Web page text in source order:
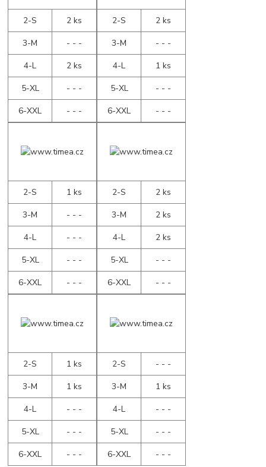
2-S
2 ks
3-M
- - -
4-L
2 ks
5-XL
- - -
6-XXL
- - -
2-S
2 ks
3-M
- - -
4-L
1 ks
5-XL
- - -
6-XXL
- - -
2-S
1 ks
3-M
- - -
4-L
- - -
5-XL
- - -
6-XXL
- - -
2-S
2 ks
3-M
2 ks
4-L
2 ks
5-XL
- - -
6-XXL
- - -
2-S
1 ks
3-M
1 ks
4-L
- - -
5-XL
- - -
6-XXL
- - -
2-S
- - -
3-M
1 ks
4-L
- - -
5-XL
- - -
6-XXL
- - -